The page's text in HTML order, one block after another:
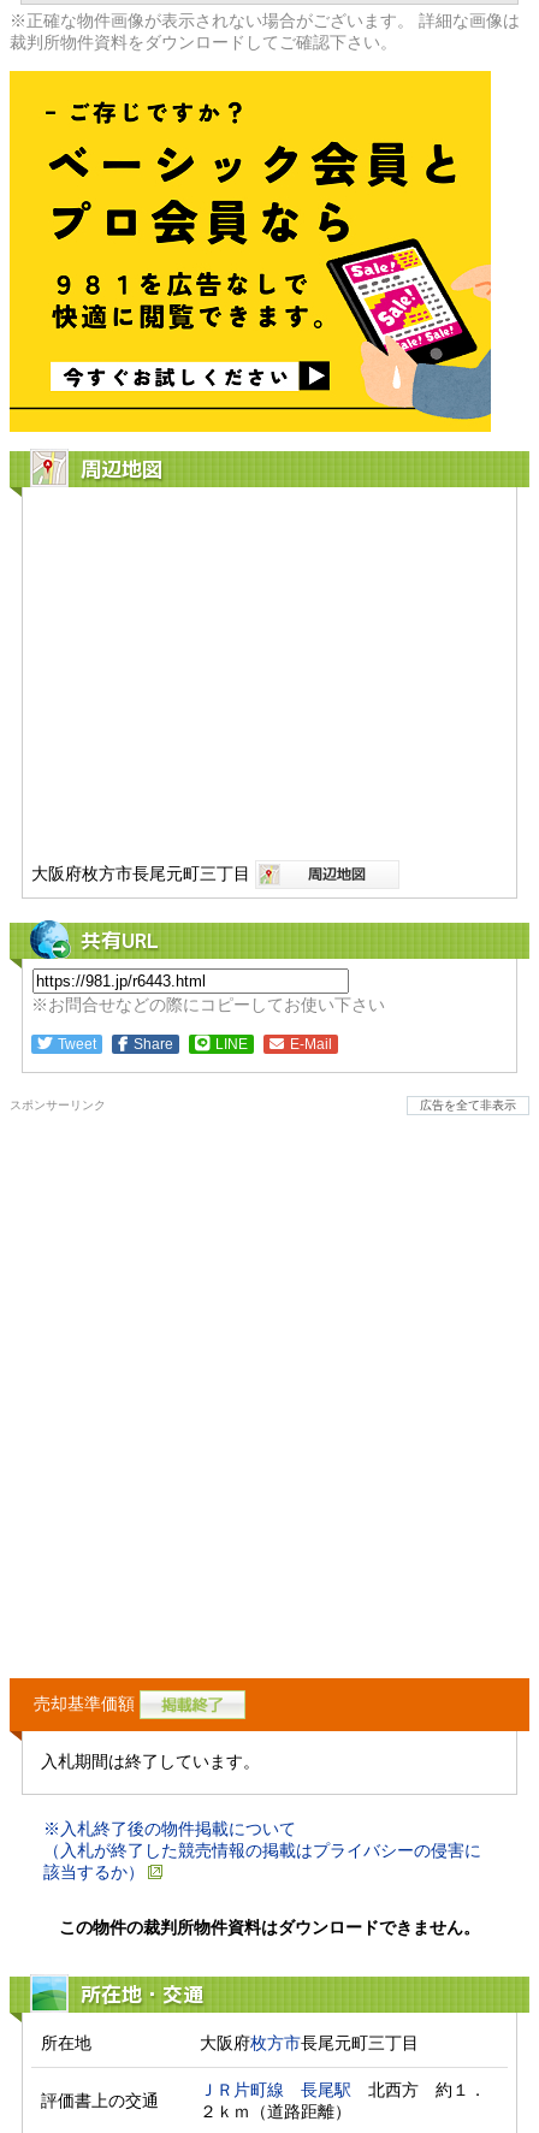
※正確な物件画像が表示されない場合がございます。 詳細な画像は
裁判所物件資料をダウンロードしてご確認下さい。
周辺地図
大阪府枚方市長尾元町三丁目
共有URL
※お問合せなどの際にコピーしてお使い下さい
Tweet Share LINE E-Mail
スポンサーリンク 広告を全て非表示
売却基準価額
入札期間は終了しています。
※入札終了後の物件掲載について
（入札が終了した競売情報の掲載はプライバシーの侵害に
該当するか）
この物件の裁判所物件資料はダウンロードできません。
所在地・交通
所在地 大阪府枚方市長尾元町三丁目
評価書上の交通
ＪＲ片町線 長尾駅 北西方　約１．
２ｋｍ（道路距離）